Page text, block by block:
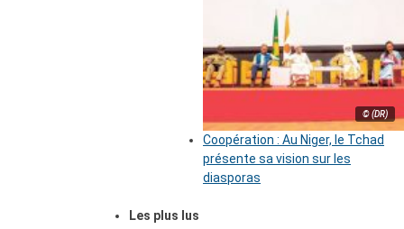
© (DR)
Coopération : Au Niger, le Tchad
présente sa vision sur les
diasporas
Les plus lus